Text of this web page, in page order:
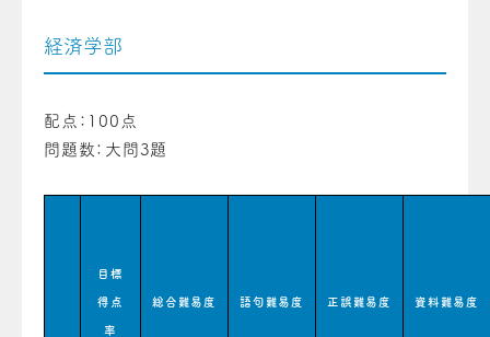
経済学部
配点：100点
問題数：大問3題
目標
得点
率
総合難易度 語句難易度 正誤難易度 資料難易度